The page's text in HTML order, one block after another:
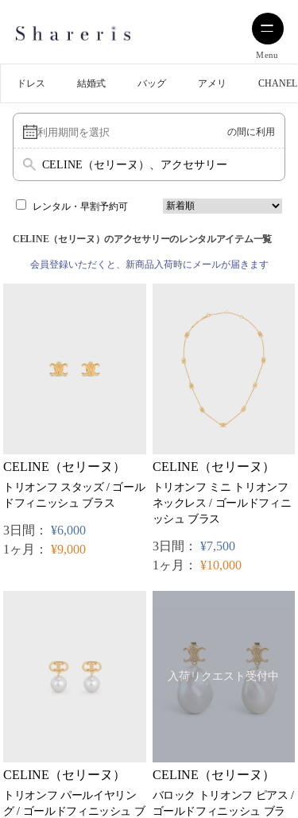
Menu
ドレス 結婚式 バッグ アメリ CHANEL
の間に利用
CELINE（セリーヌ）、アクセサリー
レンタル・早割予約可
CELINE（セリーヌ）のアクセサリーのレンタルアイテム一覧
会員登録いただくと、新商品入荷時にメールが届きます
CELINE（セリーヌ）
トリオンフ スタッズ / ゴール
ドフィニッシュ ブラス
3日間： ¥6,000
1ヶ月： ¥9,000
CELINE（セリーヌ）
トリオンフ ミニ トリオンフ
ネックレス / ゴールドフィニ
ッシュ ブラス
3日間： ¥7,500
1ヶ月： ¥10,000
CELINE（セリーヌ）
トリオンフ パールイヤリン
グ / ゴールドフィニッシュ ブ
入荷リクエスト受付中
CELINE（セリーヌ）
バロック トリオンフ ピアス /
ゴールドフィニッシュ ブラ